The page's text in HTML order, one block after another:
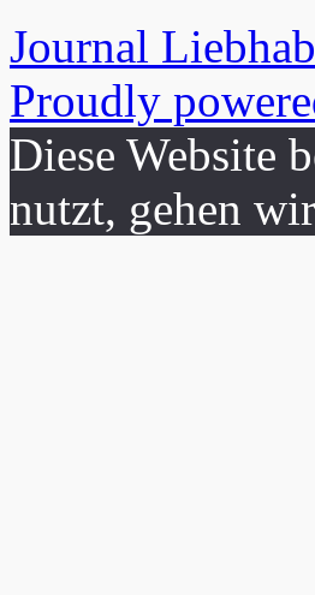
Journal
Proudly
Diese Website
nutzt, gehen